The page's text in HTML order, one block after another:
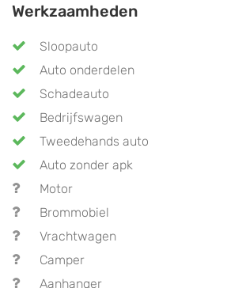
Werkzaamheden
Sloopauto
Auto onderdelen
Schadeauto
Bedrijfswagen
Tweedehands auto
Auto zonder apk
Motor
Brommobiel
Vrachtwagen
Camper
Aanhanger